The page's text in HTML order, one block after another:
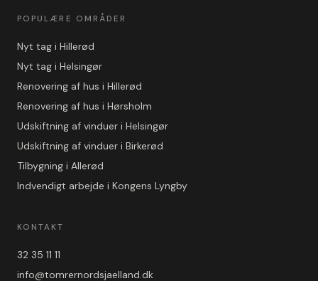
POPULÆRE OMRÅDER
Nyt tag i Hillerød
Nyt tag i Helsingør
Renovering af hus i Hillerød
Renovering af hus i Hørsholm
Udskiftning af vinduer i Helsingør
Udskiftning af vinduer i Birkerød
Tilbygning i Allerød
Indvendigt arbejde i Kongens Lyngby
KONTAKT
32 35 11 11
info@tomrernordsjaelland.dk